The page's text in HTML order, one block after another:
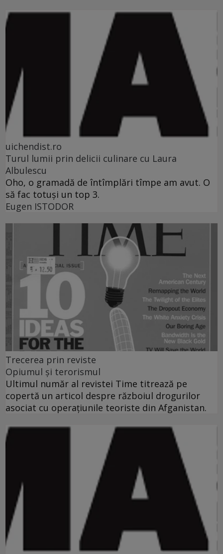
uichendist.ro
Turul lumii prin delicii culinare cu Laura
Albulescu
Oho, o gramadă de întîmplări tîmpe am avut. O
să fac totuşi un top 3.
Eugen ISTODOR
Trecerea prin reviste
Opiumul şi terorismul
Ultimul număr al revistei Time titrează pe
copertă un articol despre războiul drogurilor
asociat cu operaţiunile teoriste din Afganistan.